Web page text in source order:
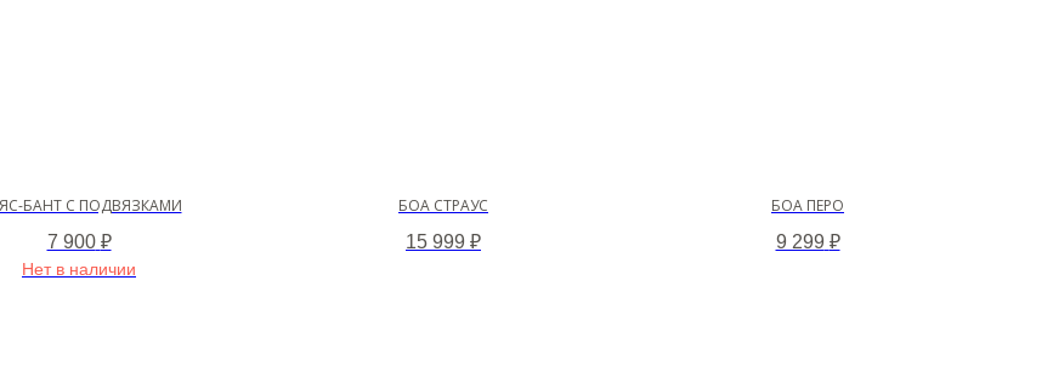
БАНТ С ПОДВЯЗКАМИ
7 900 ₽
Нет в наличии
БОА СТРАУС
15 999 ₽
БОА ПЕРО
9 299 ₽